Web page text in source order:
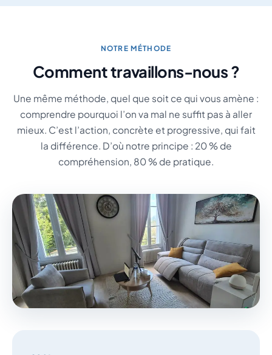
NOTRE MÉTHODE
Comment travaillons-nous ?
Une même méthode, quel que soit ce qui vous amène :
comprendre pourquoi l’on va mal ne suffit pas à aller
mieux. C’est l’action, concrète et progressive, qui fait
la différence. D’où notre principe : 20 % de
compréhension, 80 % de pratique.